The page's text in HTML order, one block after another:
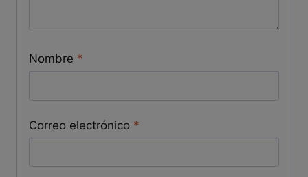
Nombre *
Correo electrónico *